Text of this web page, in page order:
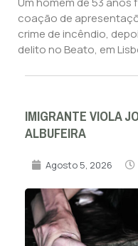
coação de
crime de incêndio,
delito no Beato, em
IMIGRANTE VIOLA
ALBUFEIRA
Agosto 5, 2026